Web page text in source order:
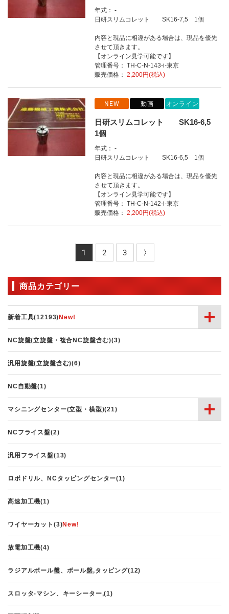
年式： -
日研スリムコレット SK16-7,5 1個
内容と現品に相違がある場合は、現品を優先
させて頂きます。
【オンライン見学可能です】
管理番号： TH-C-N-143-i-東京
販売価格：2,200円(税込)
NEW 動画 オンライン
日研スリムコレット SK16-6,5
1個
年式： -
日研スリムコレット SK16-6,5 1個
内容と現品に相違がある場合は、現品を優先
させて頂きます。
【オンライン見学可能です】
管理番号： TH-C-N-142-i-東京
販売価格：2,200円(税込)
1 2 3
商品カテゴリー
新着工具(12193)
NC旋盤(立旋盤・複合NC旋盤含む)(3)
汎用旋盤(立旋盤含む)(6)
NC自動盤(1)
マシニングセンター(立型・横型)(21)
NCフライス盤(2)
汎用フライス盤(13)
ロボドリル、NCタッピングセンター(1)
高速加工機(1)
ワイヤーカット(3)
放電加工機(4)
ラジアルボール盤、ボール盤,タッピング(12)
スロッタ-マシン、キーシーター,(1)